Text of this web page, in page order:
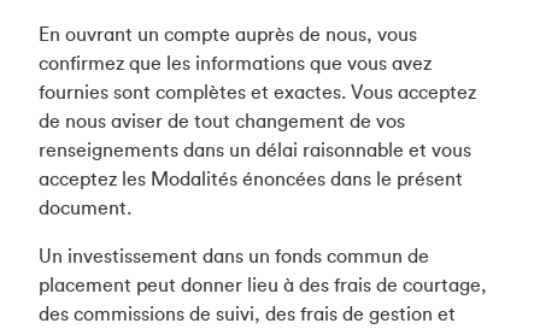
En ouvrant un compte auprès de nous, vous
confirmez que les informations que vous avez
fournies sont complètes et exactes. Vous acceptez
de nous aviser de tout changement de vos
renseignements dans un délai raisonnable et vous
acceptez les Modalités énoncées dans le présent
document.
Un investissement dans un fonds commun de
placement peut donner lieu à des frais de courtage,
des commissions de suivi, des frais de gestion et